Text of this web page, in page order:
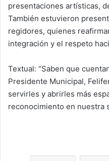
presentaciones artísticas,
También estuvieron
regidores, quienes
integración y el respeto
Textual: “Saben que
Presidente Municipal,
servirles y abrirles más
reconocimiento en nuestra